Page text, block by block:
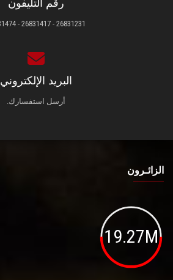
رقم التليفون
26831231 - 26831417 - 26831474
البريد الإلكتروني
أرسل استفسارك.
الزائـرون
19.27M